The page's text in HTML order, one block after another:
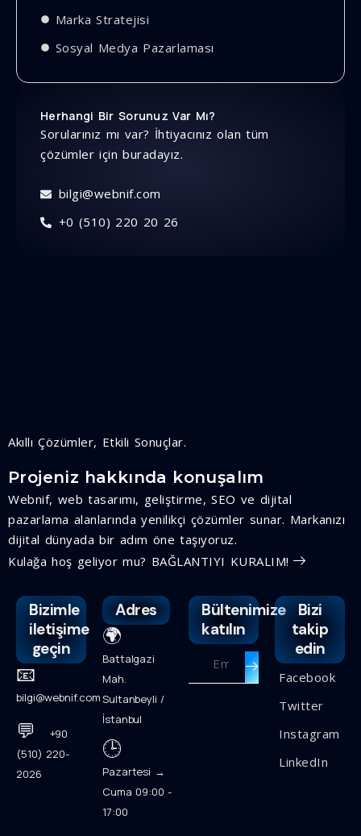
Marka Stratejisi
Sosyal Medya Pazarlaması
Herhangi Bir Sorunuz Var Mı?
Sorularınız mı var? İhtiyacınız olan tüm
çözümler için buradayız.
bilgi@webnif.com
+0 (510) 220 20 26
Akıllı Çözümler, Etkili Sonuçlar.
Projeniz hakkında konuşalım
Webnif, web tasarımı, geliştirme, SEO ve dijital
pazarlama alanlarında yenilikçi çözümler sunar. Markanızı
dijital dünyada bir adım öne taşıyoruz.
Kulağa hoş geliyor mu? BAĞLANTIYI KURALIM!
Bizimle
iletişime
geçin
📧
bilgi@webnif.com
💬
+90
(510) 220-
2026
Adres
🌍
Battalgazi
Mah.
Sultanbeyli /
İstanbul
🕒
Pazartesi →
Cuma 09:00 -
17:00
Bültenimize
katılın
Bizi
takip
edin
Facebook
Twitter
Instagram
LinkedIn